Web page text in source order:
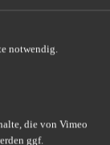
notwendig.
die von Vimeo
ggf.